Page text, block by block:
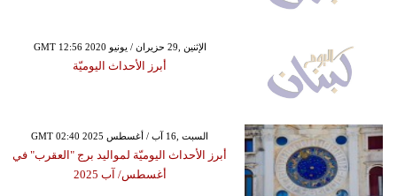
GMT 12:56 2020 الإثنين ,29 حزيران / يونيو
أبرز الأحداث اليوميّة
GMT 02:40 2025 السبت ,16 آب / أغسطس
أبرز الأحداث اليوميّة لمواليد برج "العقرب" في
أغسطس/ آب 2025